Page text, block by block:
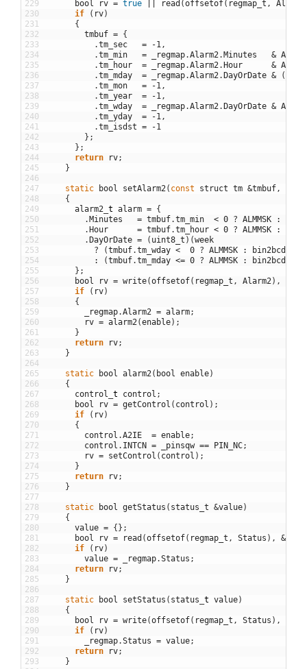
229
230
231
232
233
234
235
236
237
238
239
240
241
242
243
244
245
246
247
248
249
250
251
252
253
254
255
256
257
258
259
260
261
262
263
264
265
266
267
268
269
270
271
272
273
274
275
276
277
278
279
280
281
282
283
284
285
286
287
288
289
290
291
292
293
bool
rv = true read (offsetof( regmap_t , Alarm2
if
( rv)
{
tmbuf = {
.tm_sec = -1 ,
.tm_min = _regmap.Alarm2 .Minutes &
.tm_hour = _regmap.Alarm2 .Hour &
.tm_mday = _regmap.Alarm2 .DayOrDate & (
.tm_mon = -1 ,
.tm_year = -1 ,
.tm_wday = _regmap.Alarm2 .DayOrDate &
.tm_yday = -1 ,
.tm_isdst = -1
} ;
} ;
return
rv;
}
static bool setAlarm2 ( const struct tm &tmbuf ,
{
alarm2 t alarm = {
.Minutes = tmbuf.tm_min < 0 ? ALMMSK :
.Hour = tmbuf.tm_hour < 0 ? ALMMSK :
.DayOrDate = ( uint8_t ) (week
?
(tmbuf.tm_wday < 0 ? ALMMSK : bin2bcd
:
(tmbuf.tm_mday <= 0 ? ALMMSK : bin2bcd
} ;
bool
rv = write(offsetof( regmap_t , Alarm2 ) ,
if
( rv)
{
_regmap.Alarm2 = alarm;
rv = alarm2 (enable) ;
}
return
rv;
}
static bool alarm2 ( bool enable)
{
control
t control ;
bool
rv = getControl ( control ) ;
if
( rv)
{
control .A2IE = enable;
control . INTCN = _pinsqw == PIN_NC;
rv = setControl ( control ) ;
}
return
rv;
}
static bool getStatus ( status_t &value)
{
value = {} ;
bool
rv = read (offsetof( regmap_t , Status ) , &
if
( rv)
value = _regmap.Status ;
return
rv;
}
static bool setStatus ( status t value)
{
bool
rv = write(offsetof( regmap_t , Status ) ,
if
( rv)
_regmap.Status = value;
return
rv;
}